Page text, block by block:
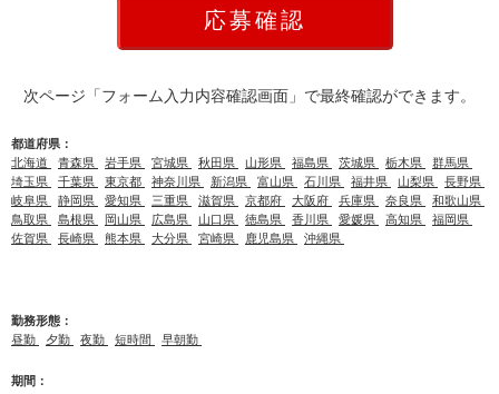
次ページ「フォーム入力内容確認画面」で最終確認ができます。
都道府県：
北海道
青森県 岩手県 宮城県 秋田県 山形県 福島県 茨城県 栃木県
群馬県
埼玉県
千葉県 東京都 神奈川県 新潟県 富山県 石川県 福井県 山梨県
長野県
岐阜県
静岡県 愛知県 三重県 滋賀県 京都府 大阪府 兵庫県 奈良県
和歌山県
鳥取県
島根県 岡山県 広島県 山口県 徳島県 香川県 愛媛県 高知県
福岡県
佐賀県
長崎県 熊本県 大分県 宮崎県 鹿児島県 沖縄県
勤務形態：
昼勤
夕勤 夜勤 短時間 早朝勤
期間：